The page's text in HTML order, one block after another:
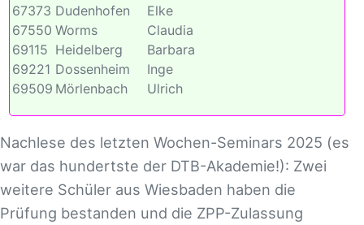
67373 Dudenhofen
Elke
67550 Worms
Claudia
69115 Heidelberg
Barbara
69221 Dossenheim
Inge
69509 Mörlenbach Ulrich
Nachlese des letzten Wochen-Seminars 2025 (es
war das hundertste der DTB-Akademie!): Zwei
weitere Schüler aus Wiesbaden haben die
Prüfung bestanden und die ZPP-Zulassung